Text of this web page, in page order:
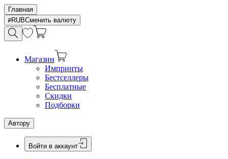
Главная
RUBСменить валюту
Магазин
Импринты
Бестселлеры
Бесплатные
Скидки
Подборки
Автору
Войти в аккаунт